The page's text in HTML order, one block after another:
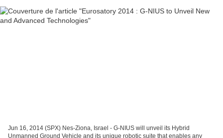
Jun 16, 2014 (SPX) Nes-Ziona, Israel - G-NIUS will unveil its Hybrid
Unmanned Ground Vehicle and its unique robotic suite that enables any